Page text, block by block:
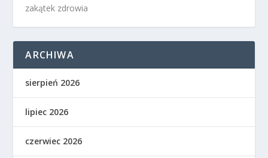
zakątek zdrowia
ARCHIWA
sierpień 2026
lipiec 2026
czerwiec 2026